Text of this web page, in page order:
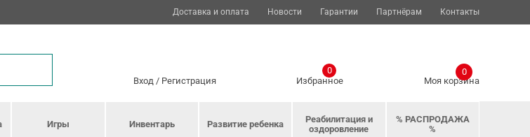
Доставка и оплата Новости Гарантии Партнёрам Контакты
Вход/ Регистрация Избранное
0
Моя корзина
0
Игры Инвентарь Развитие ребенка
Реабилитация и
оздоровление
% РАСПРОДАЖА
%